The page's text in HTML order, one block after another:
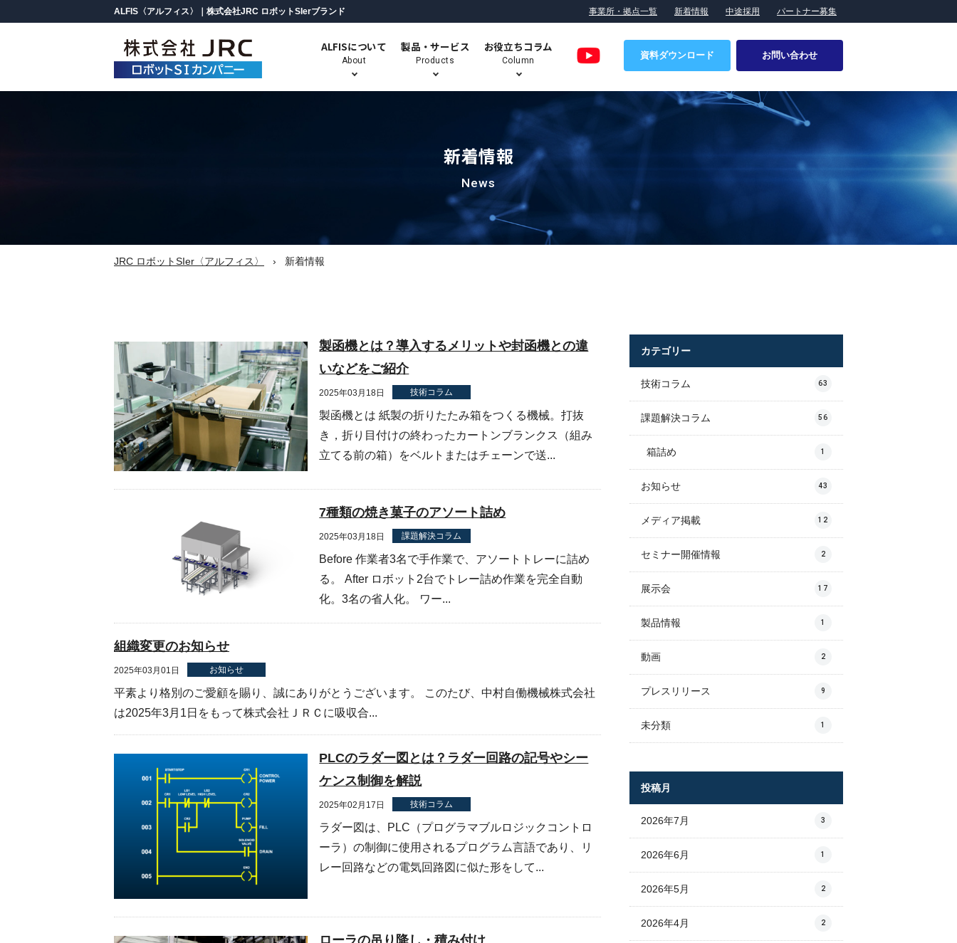
ALFIS〈アルフィス〉｜株式会社JRC ロボットSIerブランド 事業所・拠点一覧 新着情報 中途採用 パートナー募集
ALFISについて
About
ALFIS のミッション ALFIS ロボットシステムの特長
会社概要
製品・サービス
Products
ロボットデパレタイズシステム
（パレット荷下ろし自動化）
パラレルリンクロボット搭載
高速ピッキングシステム
自動機 OEM
特設ページ
食品業界向けソリューション
お役立ちコラム
Column お問い合わせ
資料ダウンロード
新着情報
News
JRC ロボットSIer〈アルフィス〉 新着情報
製函機とは？導入するメリットや封函機との違
いなどをご紹介
2025年03月18日 技術コラム
製函機とは 紙製の折りたたみ箱をつくる機械。打抜
き，折り目付けの終わったカートンブランクス（組み
立てる前の箱）をベルトまたはチェーンで送...
7種類の焼き菓子のアソート詰め
2025年03月18日 課題解決コラム
Before 作業者3名で手作業で、アソートトレーに詰め
る。 After ロボット2台でトレー詰め作業を完全自動
化。3名の省人化。 ワー...
組織変更のお知らせ
2025年03月01日 お知らせ
平素より格別のご愛顧を賜り、誠にありがとうございます。 このたび、中村自働機械株式会社
は2025年3月1日をもって株式会社ＪＲＣに吸収合...
PLCのラダー図とは？ラダー回路の記号やシー
ケンス制御を解説
2025年02月17日 技術コラム
ラダー図は、PLC（プログラマブルロジックコントロ
ーラ）の制御に使用されるプログラム言語であり、リ
レー回路などの電気回路図に似た形をして...
カテゴリー
技術コラム 63
課題解決コラム 56
箱詰め 1
お知らせ 43
メディア掲載 12
セミナー開催情報 2
展示会 17
製品情報 1
動画 2
プレスリリース 9
未分類 1
投稿月
2026年7月 3
2026年6月 1
2026年5月 2
2026年4月 2